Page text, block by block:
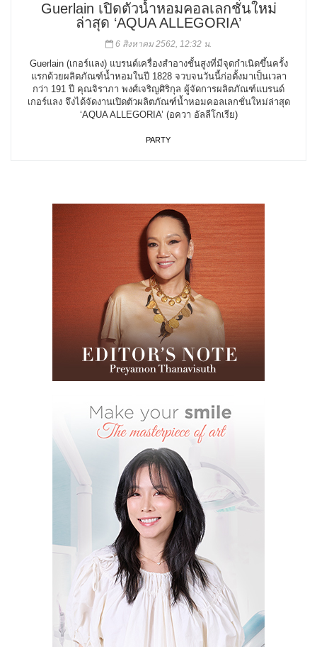
Guerlain เปิดตัวน้ำหอมคอลเลกชั่นใหม่
ล่าสุด ‘AQUA ALLEGORIA’
6 สิงหาคม 2562, 12:32 น.
Guerlain (เกอร์แลง) แบรนด์เครื่องสำอางชั้นสูงที่มีจุดกำเนิดขึ้นครั้ง
แรกด้วยผลิตภัณฑ์น้ำหอมในปี 1828 จวบจนวันนี้ก่อตั้งมาเป็นเวลา
กว่า 191 ปี คุณจิราภา พงศ์เจริญศิริกุล ผู้จัดการผลิตภัณฑ์แบรนด์
เกอร์แลง จึงได้จัดงานเปิดตัวผลิตภัณฑ์น้ำหอมคอลเลกชั่นใหม่ล่าสุด
‘AQUA ALLEGORIA’ (อควา อัลลีโกเรีย)
PARTY